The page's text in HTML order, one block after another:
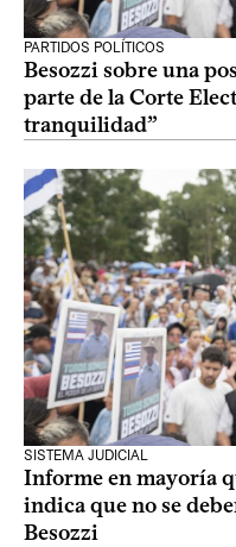
PARTIDOS POLÍTICOS
Besozzi sobre una
parte de la Corte
tranquilidad”
SISTEMA JUDICIAL
Informe en mayoría
indica que no se
Besozzi